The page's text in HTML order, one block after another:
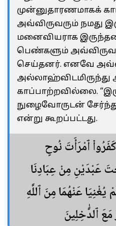
முன்னுதாரணமாகக்
அவ்விருவரும் நமது
மனைவியராக
பெண்களும்
செய்தனர். எனவே
அல்லாஹ்விடமிருந்து
காப்பாற்றவில்லை.
நுழைவோருடன்
என்று கூறப்பட்டது.
ٱمْرَأَتَ نُوحٍ
عَبْدَيْنِ مِنْ عِبَادِنَا
عَنْهُمَا مِنَ ٱللَّهِ
مَعَ ٱلدَّٰخِلِينَ